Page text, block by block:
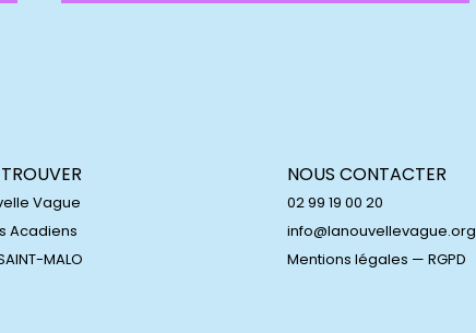
Vague
Acadiens
MALO
NOUS CONTACTER
02 99 19 00 20
info@lanouvellevague.org
Mentions légales — RGPD